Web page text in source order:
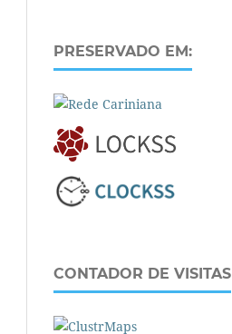
PRESERVADO EM:
CONTADOR DE VISITAS